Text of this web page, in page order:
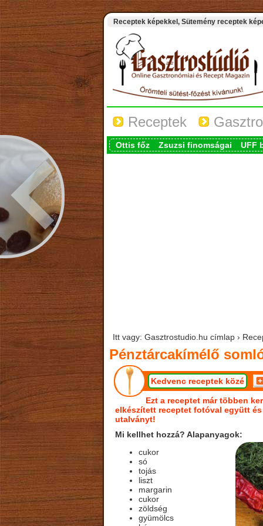
Receptek képekkel, Sütemény receptek
Receptek
Ottis főz Zsuzsi finomságai UFF
Itt vagy: Gasztrostudio.hu címlap ›
Pénztárcakímélő
Kedvenc receptek közé
Ezt a receptet már többen
elkészített receptet fotóval együtt
utalványt!
Mi kellhet hozzá? Alapanyagok:
cukor
só
tojás
liszt
margarin
cukor
zöldség
gyümölcs